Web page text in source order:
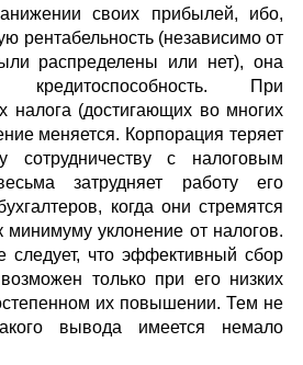
своих прибылей, ибо,
рентабельность (независимо от
распределены или нет), она
При
налога (достигающих во многих
меняется. Корпорация теряет
сотрудничеству с налоговым
затрудняет работу его
когда они стремятся
минимуму уклонение от налогов.
следует, что эффективный сбор
только при его низких
их повышении. Тем не
вывода имеется немало